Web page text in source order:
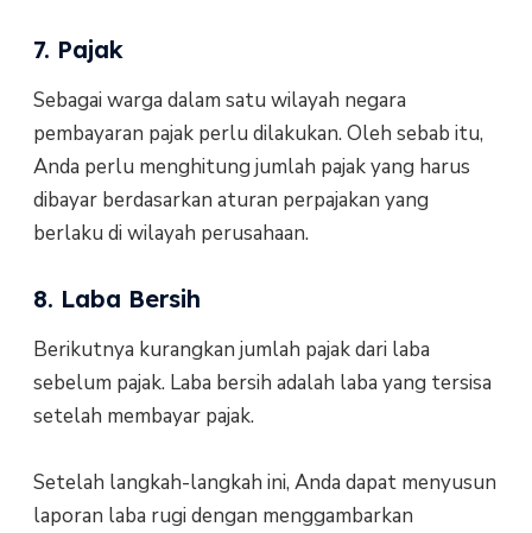
7. Pajak
Sebagai warga dalam satu wilayah negara
pembayaran pajak perlu dilakukan. Oleh sebab itu,
Anda perlu menghitung jumlah pajak yang harus
dibayar berdasarkan aturan perpajakan yang
berlaku di wilayah perusahaan.
8. Laba Bersih
Berikutnya kurangkan jumlah pajak dari laba
sebelum pajak. Laba bersih adalah laba yang tersisa
setelah membayar pajak.
Setelah langkah-langkah ini, Anda dapat menyusun
laporan laba rugi dengan menggambarkan